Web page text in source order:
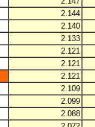
2.144
2.140
2.133
2.121
2.121
2.121
2.109
2.099
2.088